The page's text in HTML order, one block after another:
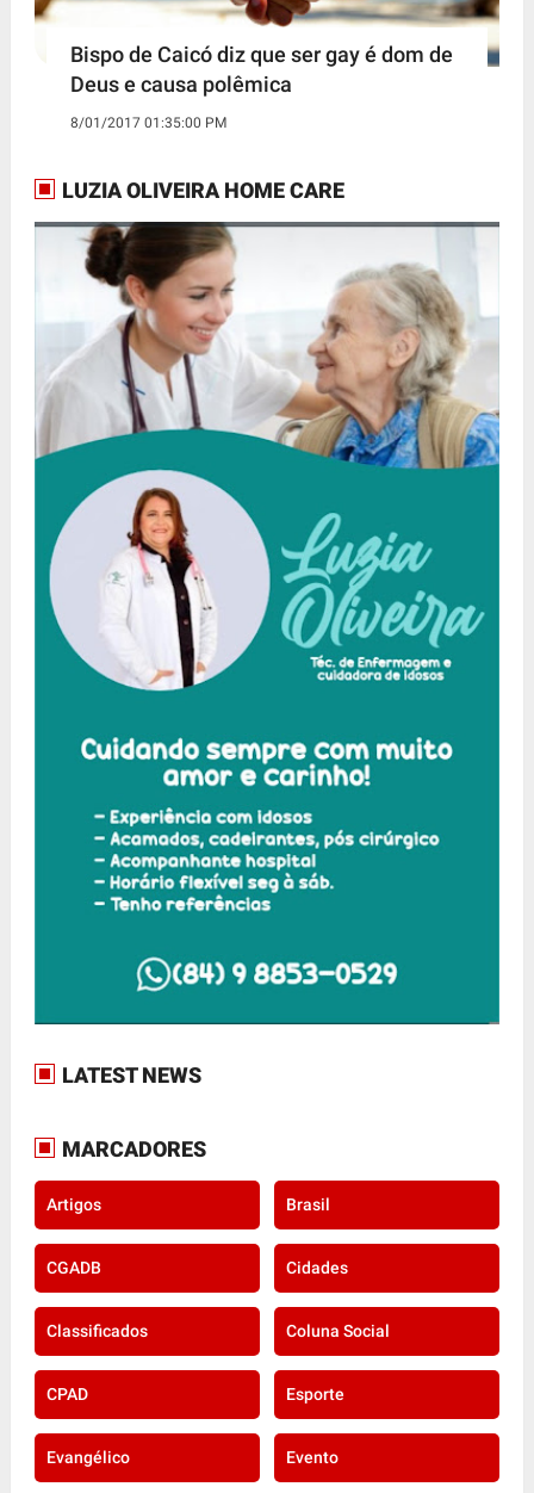
Bispo de Caicó diz que ser gay é dom de
Deus e causa polêmica
8/01/2017 01:35:00 PM
LUZIA OLIVEIRA HOME CARE
LATEST NEWS
MARCADORES
Artigos Brasil
CGADB Cidades
Classificados Coluna Social
CPAD Esporte
Evangélico Evento